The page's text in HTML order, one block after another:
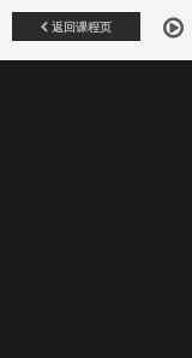
返回课程页